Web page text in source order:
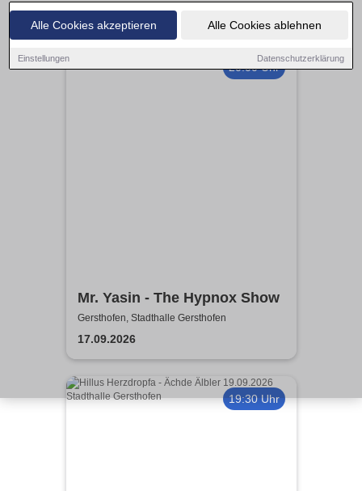
Alle Cookies akzeptieren Alle Cookies ablehnen
Einstellungen Datenschutzerklärung
20:00 Uhr
Mr. Yasin - The Hypnox Show
Gersthofen, Stadthalle Gersthofen
17.09.2026
19:30 Uhr